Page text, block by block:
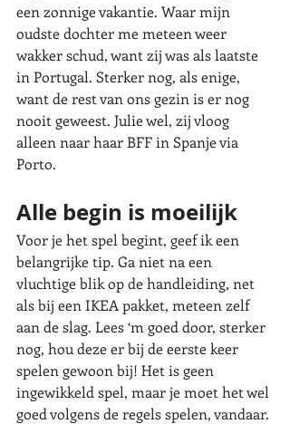
een zonnige vakantie. Waar mijn
oudste dochter me meteen weer
wakker schud, want zij was als laatste
in Portugal. Sterker nog, als enige,
want de rest van ons gezin is er nog
nooit geweest. Julie wel, zij vloog
alleen naar haar BFF in Spanje via
Porto.
Alle begin is moeilijk
Voor je het spel begint, geef ik een
belangrijke tip. Ga niet na een
vluchtige blik op de handleiding, net
als bij een IKEA pakket, meteen zelf
aan de slag. Lees ‘m goed door, sterker
nog, hou deze er bij de eerste keer
spelen gewoon bij! Het is geen
ingewikkeld spel, maar je moet het wel
goed volgens de regels spelen, vandaar.